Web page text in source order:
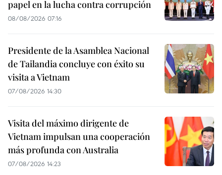
papel en la lucha contra corrupción
08/08/2026 07:16
Presidente de la Asamblea Nacional
de Tailandia concluye con éxito su
visita a Vietnam
07/08/2026 14:30
Visita del máximo dirigente de
Vietnam impulsan una cooperación
más profunda con Australia
07/08/2026 14:23